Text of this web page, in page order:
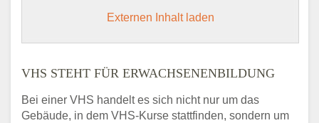
Externen Inhalt laden
VHS STEHT FÜR ERWACHSENENBILDUNG
Bei einer VHS handelt es sich nicht nur um das
Gebäude, in dem VHS-Kurse stattfinden, sondern um